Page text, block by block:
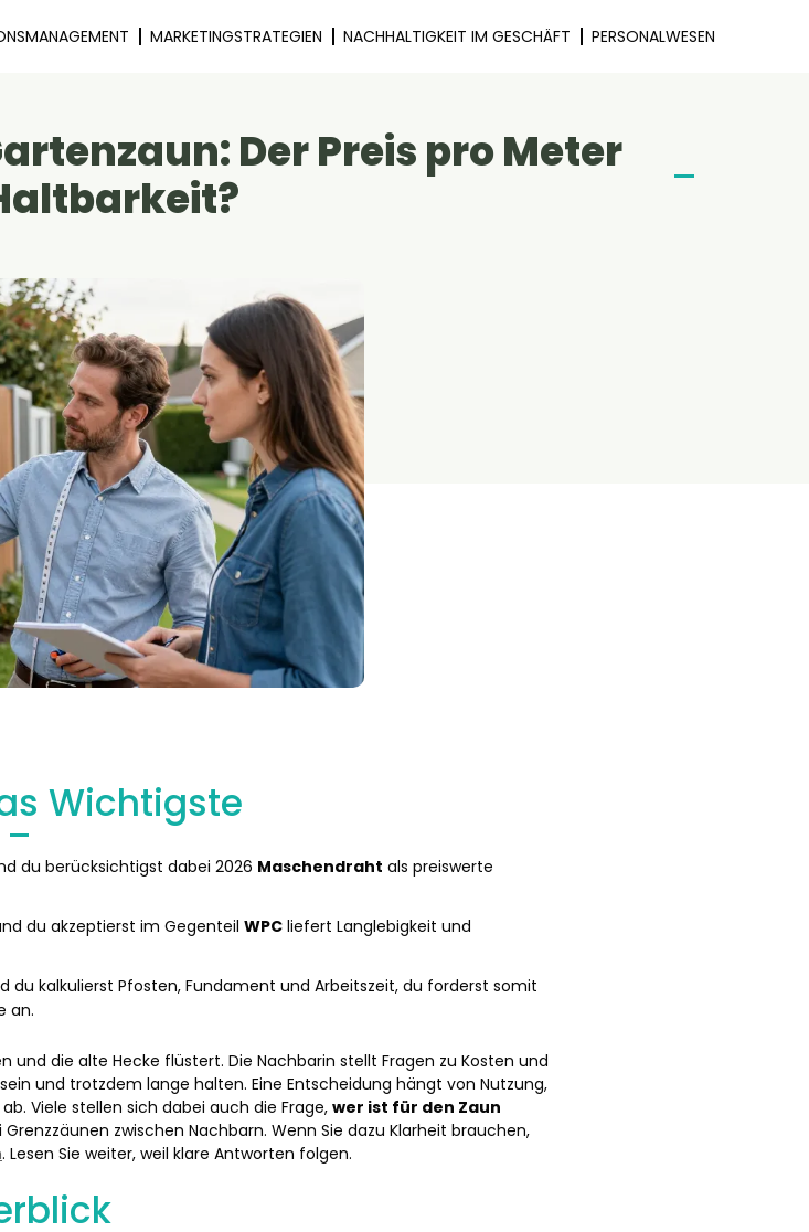
MARKETINGSTRATEGIEN NACHHALTIGKEIT IM GESCHÄFT PERSONALWESEN
Der Preis pro Meter
Wichtigste
du berücksichtigst dabei 2026 Maschendraht als preiswerte
du akzeptierst im Gegenteil WPCliefert Langlebigkeit und
du kalkulierst Pfosten, Fundament und Arbeitszeit, du forderst somit
an.
und die alte Hecke flüstert. Die Nachbarin stellt Fragen zu Kosten und
und trotzdem lange halten. Eine Entscheidung hängt von Nutzung,
Viele stellen sich dabei auch die Frage, wer ist für den Zaun
zwischen Nachbarn. Wenn Sie dazu Klarheit brauchen,
. Lesen Sie weiter, weil klare Antworten folgen.